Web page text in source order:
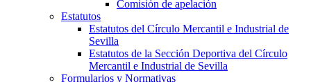
Comisión de apelación
Estatutos
Estatutos del Círculo Mercantil e Industrial de
Sevilla
Estatutos de la Sección Deportiva del Círculo
Mercantil e Industrial de Sevilla
Formularios y Normativas